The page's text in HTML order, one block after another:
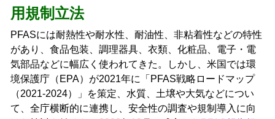
用規制立法
PFASには耐熱性や耐水性、耐油性、非粘着性などの特性
があり、食品包装、調理器具、衣類、化粧品、電子・電
気部品などに幅広く使われてきた。しかし、米国では環
境保護庁（EPA）が2021年に「PFAS戦略ロードマップ
（2021‑2024）」を策定、水質、土壌や大気などについ
て、全庁横断的に連携し、安全性の調査や規制導入に向